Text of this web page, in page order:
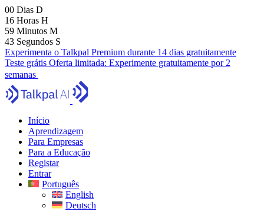
00 Dias D
16 Horas H
59 Minutos M
41 Segundos S
Experimenta o Talkpal Premium durante 14 dias gratuitamente
Teste grátis Oferta limitada: Experimente gratuitamente por 2
semanas
Início
Aprendizagem
Para Empresas
Para a Educação
Registar
Entrar
Português
English
Deutsch